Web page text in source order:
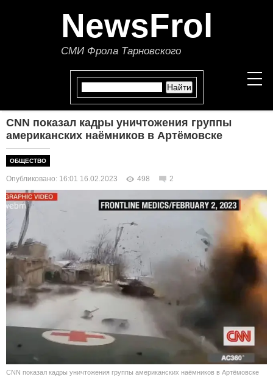
NewsFrol
СМИ Фрола Тарновского
НОВОСТИ
ПОЛИТИКА
В МИРЕ
ОБЩЕСТВО
КУЛЬТУРА
НАУКА
СПОРТ
CNN показал кадры уничтожения группы
американских наёмников в Артёмовске
ОБЩЕСТВО
Опубликовано: 16:01 16.02.2023 498 2
CNN показал кадры уничтожения группы американских наёмников в Артёмовске